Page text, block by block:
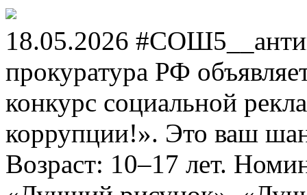
18.05.2026
прокуратура РФ
конкурс социальной
коррупции!». Это ваш
Возраст: 10–17 лет.